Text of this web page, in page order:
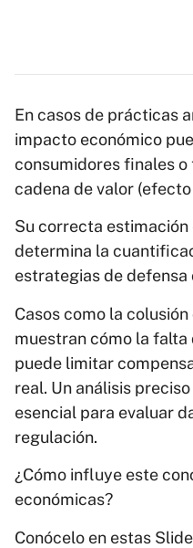
En casos de prácticas
impacto económico
consumidores finales
cadena de valor
Su correcta estimación
determina la
estrategias de defensa
Casos como la
muestran cómo la
puede limitar
real. Un análisis
esencial para evaluar
regulación.
¿Cómo influye este
económicas?
Conócelo en estas